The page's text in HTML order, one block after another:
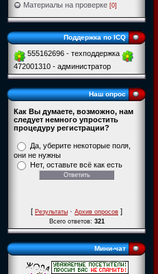
Материалы на проверке [0]
Поддержка по ICQ
555162696 - техподдержка
472001310 - администратор
Наш опрос
Как Вы думаете, возможно, нам
следует немного упростить
процедуру регистрации?
Да, уберите некоторые поля,
они не нужны
Нет, оставьте всё как есть
[Результаты·Архив опросов]
Всего ответов:321
Мини-чат